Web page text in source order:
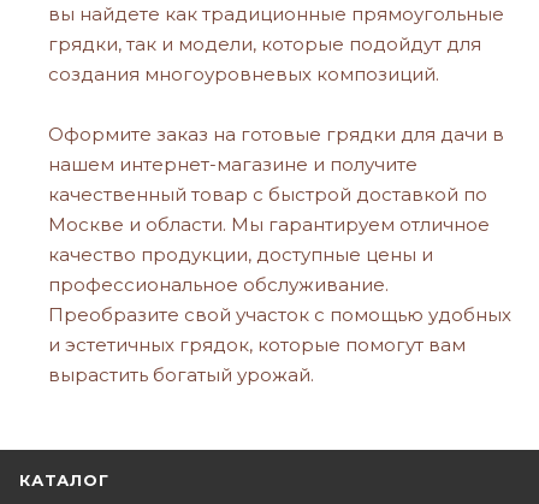
вы найдете как традиционные прямоугольные
грядки, так и модели, которые подойдут для
создания многоуровневых композиций.
Оформите заказ на готовые грядки для дачи в
нашем интернет-магазине и получите
качественный товар с быстрой доставкой по
Москве и области. Мы гарантируем отличное
качество продукции, доступные цены и
профессиональное обслуживание.
Преобразите свой участок с помощью удобных
и эстетичных грядок, которые помогут вам
вырастить богатый урожай.
КАТАЛОГ